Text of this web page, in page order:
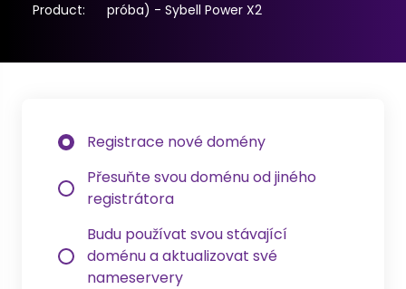
Product:
próba) - Sybell Power X2
Registrace nové domény
Přesuňte svou doménu od jiného
registrátora
Budu používat svou stávající
doménu a aktualizovat své
nameservery